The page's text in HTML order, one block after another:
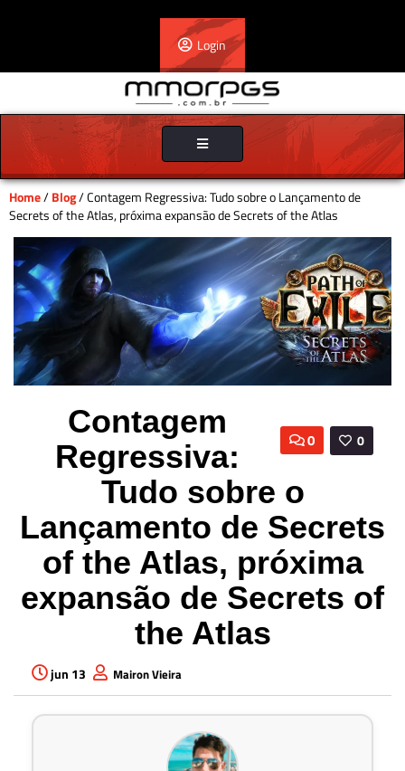
Login
Toggle
navigation
Home/Blog/ Contagem Regressiva: Tudo sobre o Lançamento de
Secrets of the Atlas, próxima expansão de Secrets of the Atlas
0
0
Contagem
Regressiva:
Tudo sobre o
Lançamento de Secrets
of the Atlas, próxima
expansão de Secrets of
the Atlas
jun 13 Mairon Vieira